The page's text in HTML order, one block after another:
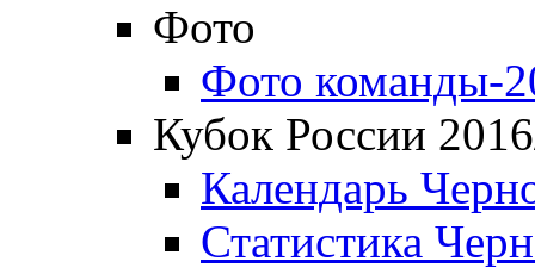
Фото
Фото команды-
Кубок России
Календарь
Статистика